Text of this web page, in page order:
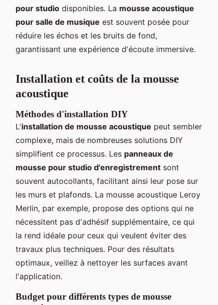
pour studio disponibles. La mousse acoustique
pour salle de musique est souvent posée pour
réduire les échos et les bruits de fond,
garantissant une expérience d'écoute immersive.
Installation et coûts de la mousse
acoustique
Méthodes d'installation DIY
L'installation de mousse acoustique peut sembler
complexe, mais de nombreuses solutions DIY
simplifient ce processus. Les panneaux de
mousse pour studio d'enregistrement sont
souvent autocollants, facilitant ainsi leur pose sur
les murs et plafonds. La mousse acoustique Leroy
Merlin, par exemple, propose des options qui ne
nécessitent pas d'adhésif supplémentaire, ce qui
la rend idéale pour ceux qui veulent éviter des
travaux plus techniques. Pour des résultats
optimaux, veillez à nettoyer les surfaces avant
l'application.
Budget pour différents types de mousse